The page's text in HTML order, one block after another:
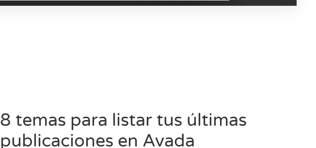
8 temas para listar tus últimas
publicaciones en Avada